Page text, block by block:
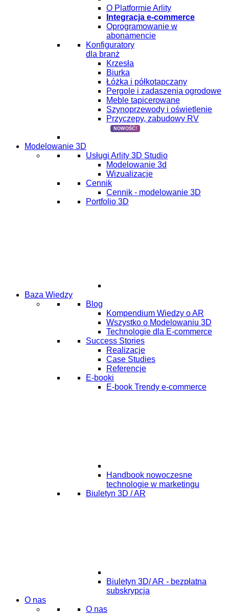
O Platformie Arlity
Integracja e-commerce
Oprogramowanie w
abonamencie
Konfiguratory
dla branż
Krzesła
Biurka
Łóżka i półkotapczany
Pergole i zadaszenia ogrodowe
Meble tapicerowane
Szynoprzewody i oświetlenie
Przyczepy, zabudowy RV
NOWOŚĆ!
Modelowanie 3D
Usługi Arlity 3D Studio
Modelowanie 3d
Wizualizacje
Cennik
Cennik - modelowanie 3D
Portfolio 3D
Baza Wiedzy
Blog
Kompendium Wiedzy o AR
Wszystko o Modelowaniu 3D
Technologie dla E-commerce
Success Stories
Realizacje
Case Studies
Referencje
E-booki
E-book Trendy e-commerce
Handbook nowoczesne
technologie w marketingu
Biuletyn 3D / AR
Biuletyn 3D/ AR - bezpłatna
subskrypcja
O nas
O nas